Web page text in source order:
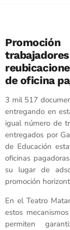
de oficina
3 mil 517
entregando en
igual número de
entregados por
de Educación
oficinas
su lugar de
promoción
En el Teatro
estos
permiten